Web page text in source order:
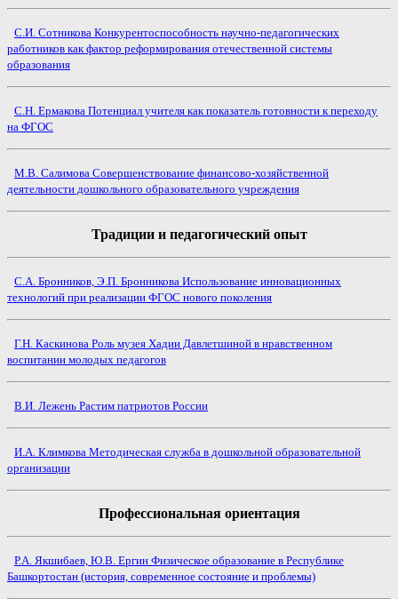
С.И. Сотникова Конкурентоспособность научно-педагогических
работников как фактор реформирования отечественной системы
образования
С.Н. Ермакова Потенциал учителя как показатель готовности к переходу
на ФГОС
М.В. Салимова Совершенствование финансово-хозяйственной
деятельности дошкольного образовательного учреждения
Традиции и педагогический опыт
С.А. Бронников, Э.П. Бронникова Использование инновационных
технологий при реализации ФГОС нового поколения
Г.Н. Каскинова Роль музея Хадии Давлетшиной в нравственном
воспитании молодых педагогов
В.И. Лежень Растим патриотов России
И.А. Климкова Методическая служба в дошкольной образовательной
организации
Профессиональная ориентация
Р.A. Якшибаев, Ю.В. Ергин Физическое образование в Республике
Башкортостан (история, современное состояние и проблемы)